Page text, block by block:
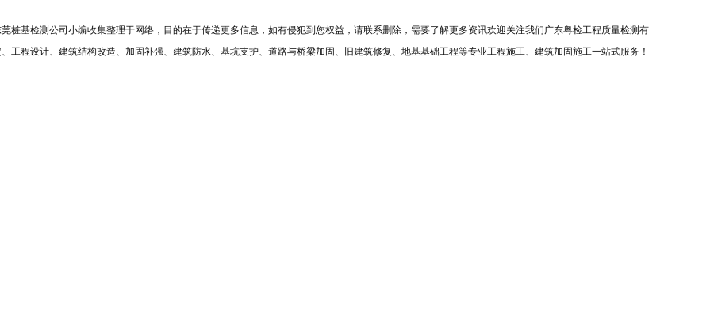
桩基检测公司小编收集整理于网络，目的在于传递更多信息，如有侵犯到您权益，请联系删除，需要了解更多资讯欢迎关注我们广东粤检工程质量检测有
工程设计、建筑结构改造、加固补强、建筑防水、基坑支护、道路与桥梁加固、旧建筑修复、地基基础工程等专业工程施工、建筑加固施工一站式服务！